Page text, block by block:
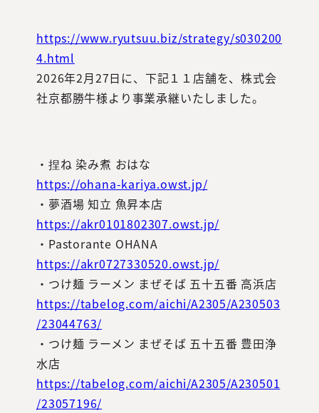
https://www.ryutsuu.biz/strategy/s030200
4.html
2026年2月27日に、下記１１店舗を、株式会
社京都勝牛様より事業承継いたしました。
・捏ね 染み煮 おはな
https://ohana-kariya.owst.jp/
・夢酒場 知立 魚昇本店
https://akr0101802307.owst.jp/
・Pastorante OHANA
https://akr0727330520.owst.jp/
・つけ麺 ラーメン まぜそば 五十五番 高浜店
https://tabelog.com/aichi/A2305/A230503
/23044763/
・つけ麺 ラーメン まぜそば 五十五番 豊田浄
水店
https://tabelog.com/aichi/A2305/A230501
/23057196/